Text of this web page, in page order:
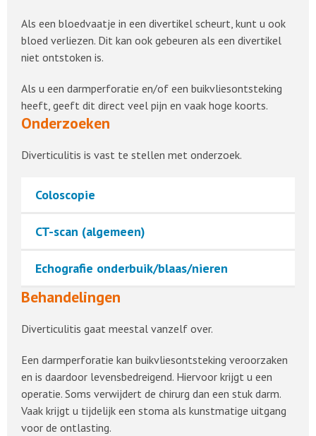
Als een bloedvaatje in een divertikel scheurt, kunt u ook
bloed verliezen. Dit kan ook gebeuren als een divertikel
niet ontstoken is.
Als u een darmperforatie en/of een buikvliesontsteking
heeft, geeft dit direct veel pijn en vaak hoge koorts.
Onderzoeken
Diverticulitis is vast te stellen met onderzoek.
Coloscopie
CT-scan (algemeen)
Echografie onderbuik/blaas/nieren
Behandelingen
Diverticulitis gaat meestal vanzelf over.
Een darmperforatie kan buikvliesontsteking veroorzaken
en is daardoor levensbedreigend. Hiervoor krijgt u een
operatie. Soms verwijdert de chirurg dan een stuk darm.
Vaak krijgt u tijdelijk een stoma als kunstmatige uitgang
voor de ontlasting.